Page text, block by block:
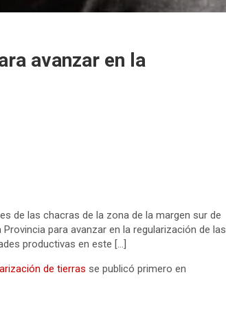
avanzar en la
de las chacras de la zona de la margen sur de
para avanzar en la regularización de las
productivas en este […]
de tierras se publicó primero en